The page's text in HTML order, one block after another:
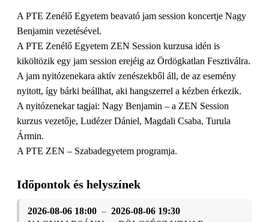
A PTE Zenélő Egyetem beavató jam session koncertje Nagy
Benjamin vezetésével.
A PTE Zenélő Egyetem ZEN Session kurzusa idén is
kiköltözik egy jam session erejéig az Ördögkatlan Fesztiválra.
A jam nyitózenekara aktív zenészekből áll, de az esemény
nyitott, így bárki beállhat, aki hangszerrel a kézben érkezik.
A nyitózenekar tagjai: Nagy Benjamin – a ZEN Session
kurzus vezetője, Ludézer Dániel, Magdali Csaba, Turula
Ármin.
A PTE ZEN – Szabadegyetem programja.
Időpontok és helyszínek
2026-08-06 18:00 – 2026-08-06 19:30